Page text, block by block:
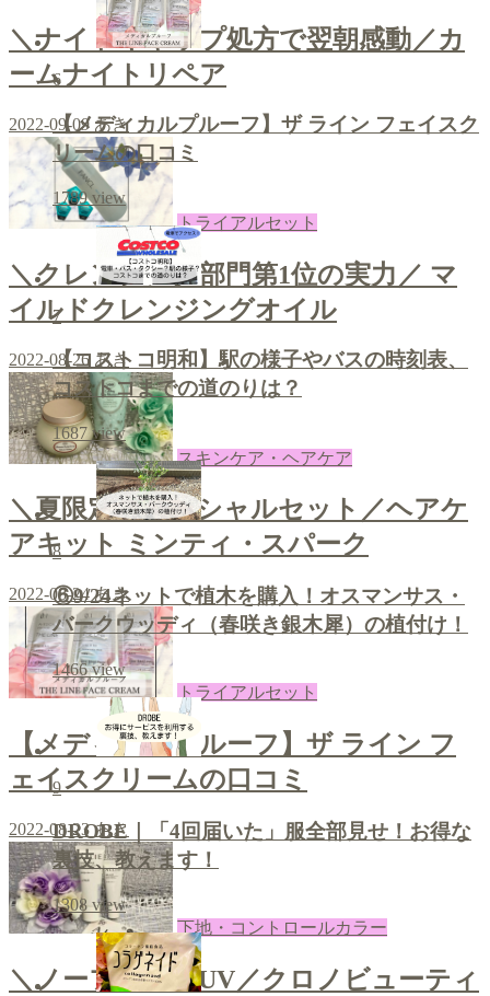
＼ナイトキャップ処方で翌朝感動／カ
ームナイトリペア
2022-09-09 あき
トライアルセット
＼クレンジング部門第1位の実力／ マ
イルドクレンジングオイル
2022-08-26 あき
スキンケア・ヘアケア
＼夏限定のスペシャルセット／ヘアケ
アキット ミンティ・スパーク
2022-08-24 あき
トライアルセット
【メディカルプルーフ】ザ ライン フ
ェイスクリームの口コミ
2022-08-23 あき
下地・コントロールカラー
＼ノーファンデUV／クロノビューティ
6
【メディカルプルーフ】ザ ライン フェイスク
リームの口コミ
1789view
7
【コストコ明和】駅の様子やバスの時刻表、
コストコまでの道のりは？
1687view
8
⑥9/24ネットで植木を購入！オスマンサス・
バークウッディ（春咲き銀木犀）の植付け！
1466view
9
DROBE｜「4回届いた」服全部見せ！お得な
裏技、教えます！
1308view